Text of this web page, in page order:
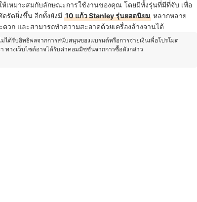
ห้เหมาะสมกับลักษณะการใช้งานของคุณ โดยมีทั้งรุ่นที่มีที่จับ เพื่อ
รัดยิ่งขึ้น อีกทั้งยังมี 10 แก้ว Stanley รุ่นยอดนิยม หลากหลาย
ก และสามารถทำความสะอาดด้วยเครื่องล้างจานได้
ได้รับอิทธิพลจากการสนับสนุนของแบรนด์หรือการจ่ายเงินเพื่อโปรโมต
ทางเว็บไซต์อาจได้รับค่าคอมมิชชั่นจากการซื้อดังกล่าว